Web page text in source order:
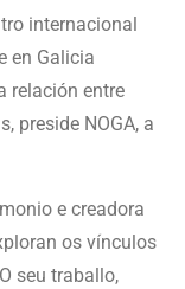
internacional
en Galicia
relación entre
preside NOGA, a
e creadora
os vínculos
seu traballo,